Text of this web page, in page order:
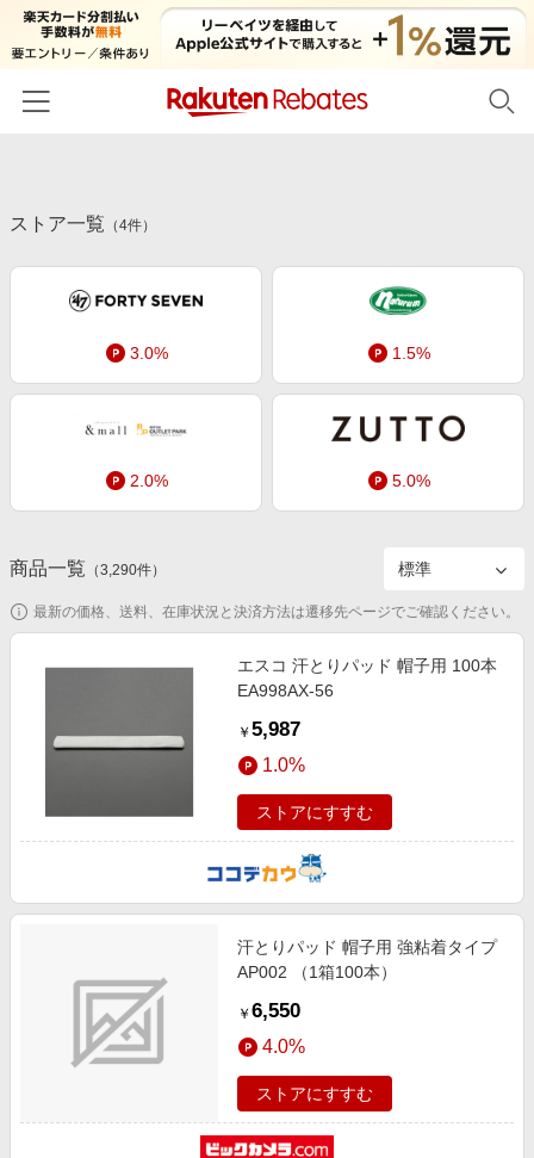
カテゴリー一覧
百貨店・総合ECモール
ファッション・インナー・小物
食品・スイーツ・お酒
日用品・キッチン用品
コスメ・健康・医薬品
キッズ・ベビー用品
家電・PC・スマホ・カメラ
インテリア・寝具
ペット・花・DIY・車
生活・お役立ち
デジタルコンテンツ
ビジネス・その他サービス
初回購入者限定特典
電子書籍特集
楽天サービス特集
旅行特集
Apple公式サイト×楽天カード分割払い
Samsung ボーナスキャンペーン
週末の高還元 夏の長期版
友達紹介
楽天IDでログイン/会員登録
ストア一覧 （4件）
3.0% 1.5%
2.0% 5.0%
商品一覧 （3,290件）
最新の価格、送料、在庫状況と決済方法は遷移先ページでご確認ください。
エスコ 汗とりパッド 帽子用 100本
EA998AX-56
￥ 5,987
1.0%
ストアにすすむ
汗とりパッド 帽子用 強粘着タイプ
AP002 （1箱100本）
￥ 6,550
4.0%
ストアにすすむ